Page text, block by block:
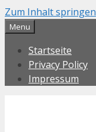
Zum Inhalt springen
Menu
Startseite
Privacy Policy
Impressum